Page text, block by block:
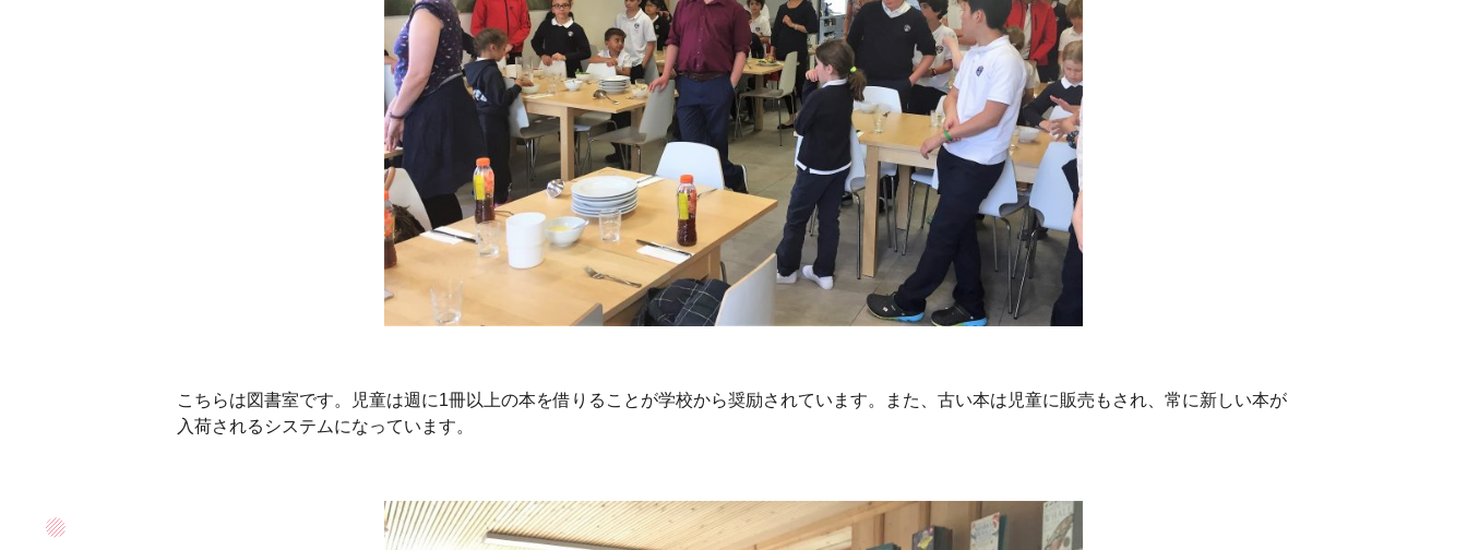
こちらは図書室です。児童は週に1冊以上の本を借りることが学校から奨励されています。また、古い本は児童に販売もされ、常に新しい本が
入荷されるシステムになっています。